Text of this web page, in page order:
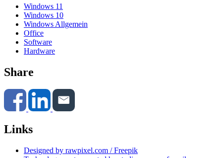
Windows 11
Windows 10
Windows Allgemein
Office
Software
Hardware
Share
Links
Designed by rawpixel.com / Freepik